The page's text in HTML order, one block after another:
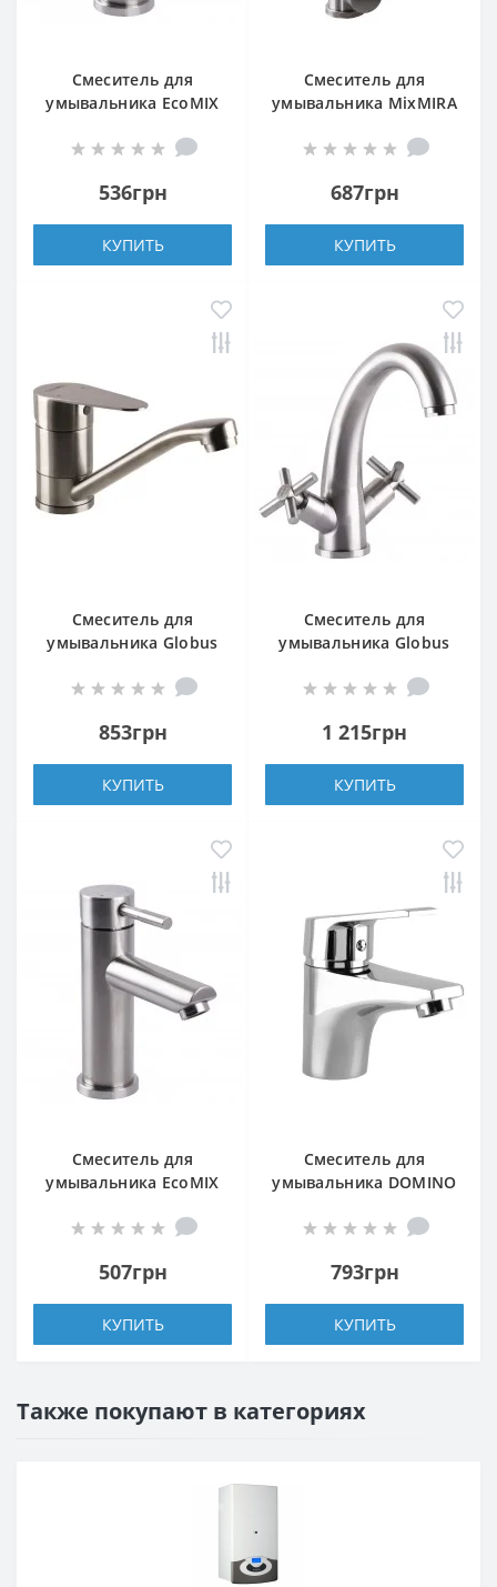
Смеситель для
умывальника EcoMIX
536грн
КУПИТЬ
Смеситель для
умывальника MixMIRA
687грн
КУПИТЬ
Смеситель для
умывальника Globus
853грн
КУПИТЬ
Смеситель для
умывальника Globus
1 215грн
КУПИТЬ
Смеситель для
умывальника EcoMIX
507грн
КУПИТЬ
Смеситель для
умывальника DOMINO
793грн
КУПИТЬ
Также покупают в категориях